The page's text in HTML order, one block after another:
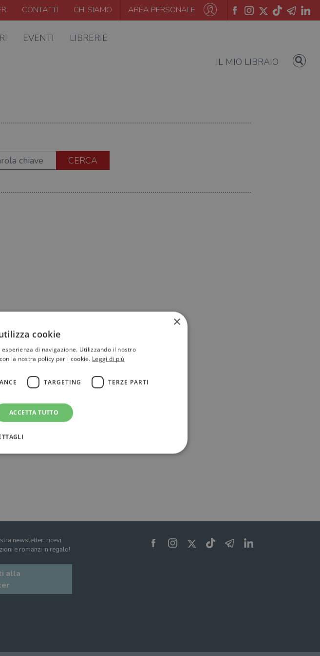
CONTATTI CHI SIAMO AREA PERSONALE
EVENTI LIBRERIE
IL MIO LIBRAIO
newsletter: ricevi
e romanzi in regalo!
alla
×
cookie
di navigazione. Utilizzando il nostro
la nostra policy per i cookie. Leggi di più
TARGETING TERZE PARTI
ACCETTA TUTTO
imposta questo cookie quando accedi alla pagina di login. Il
utilizzato per verificare se il browser Web è impostato per
rifiutare i cookie.
la sessione degli utenti loggati sul sito
la sessione degli utenti loggati sul sito
stato del consenso ai cookie dell'utente per il dominio corrente.